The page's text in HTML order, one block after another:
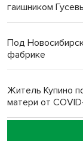
гаишником
Под
фабрике
Житель Купино
матери от
Новосибирский